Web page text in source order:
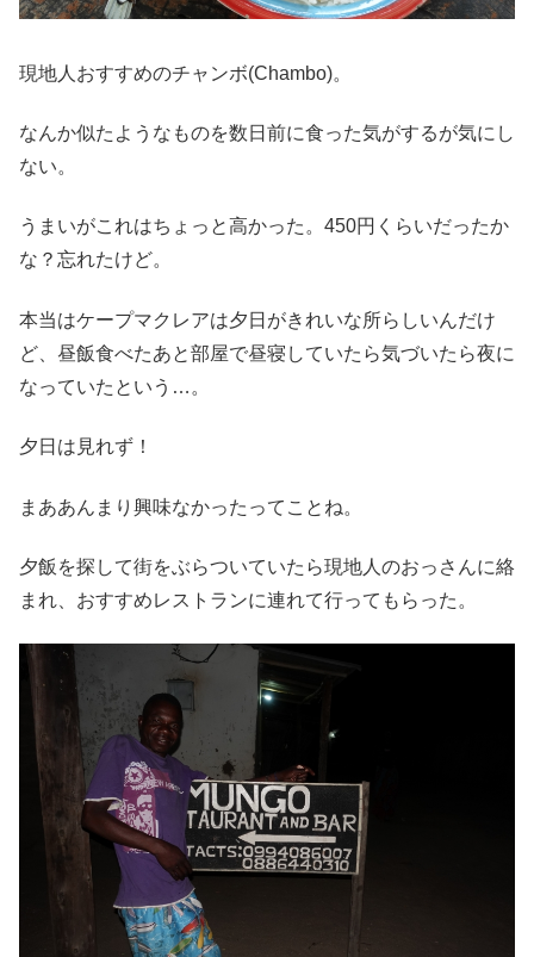
現地人おすすめのチャンボ(Chambo)。
なんか似たようなものを数日前に食った気がするが気にし
ない。
うまいがこれはちょっと高かった。450円くらいだったか
な？忘れたけど。
本当はケープマクレアは夕日がきれいな所らしいんだけ
ど、昼飯食べたあと部屋で昼寝していたら気づいたら夜に
なっていたという…。
夕日は見れず！
まああんまり興味なかったってことね。
夕飯を探して街をぶらついていたら現地人のおっさんに絡
まれ、おすすめレストランに連れて行ってもらった。